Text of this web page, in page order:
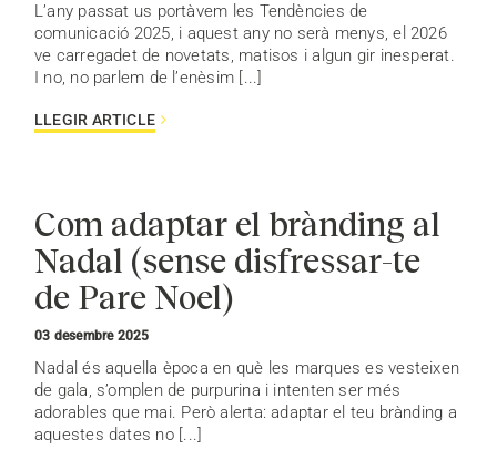
L’any passat us portàvem les Tendències de
comunicació 2025, i aquest any no serà menys, el 2026
ve carregadet de novetats, matisos i algun gir inesperat.
I no, no parlem de l’enèsim [...]
LLEGIR ARTICLE
Com adaptar el brànding al
Nadal (sense disfressar-te
de Pare Noel)
03 desembre 2025
Nadal és aquella època en què les marques es vesteixen
de gala, s’omplen de purpurina i intenten ser més
adorables que mai. Però alerta: adaptar el teu brànding a
aquestes dates no [...]